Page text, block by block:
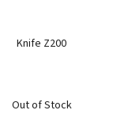
Knife Z200
Out of Stock